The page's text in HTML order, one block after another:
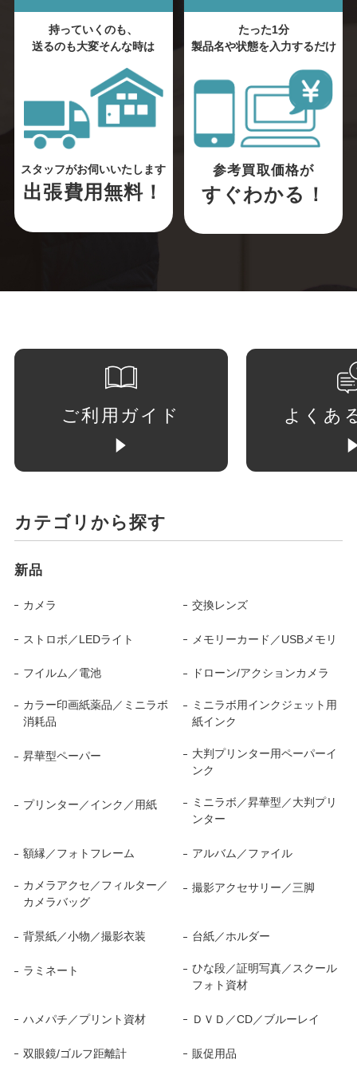
持っていくのも、
送るのも大変そんな時は
スタッフがお伺いいたします
出張費用無料！
たった1分
製品名や状態を入力するだけ
参考買取価格が
すぐわかる！
ご利用ガイド よくあ
カテゴリから探す
新品
カメラ 交換レンズ
ストロボ／LEDライト メモリーカード／USBメモリ
フイルム／電池 ドローン/アクションカメラ
カラー印画紙薬品／ミニラボ
消耗品
ミニラボ用インクジェット用
紙インク
昇華型ペーパー
大判プリンター用ペーパーイ
ンク
プリンター／インク／用紙
ミニラボ／昇華型／大判プリ
ンター
額縁／フォトフレーム アルバム／ファイル
カメラアクセ／フィルター／
カメラバッグ
撮影アクセサリー／三脚
背景紙／小物／撮影衣装 台紙／ホルダー
ラミネート
ひな段／証明写真／スクール
フォト資材
ハメパチ／プリント資材 ＤＶＤ／CD／ブルーレイ
双眼鏡/ゴルフ距離計 販促用品